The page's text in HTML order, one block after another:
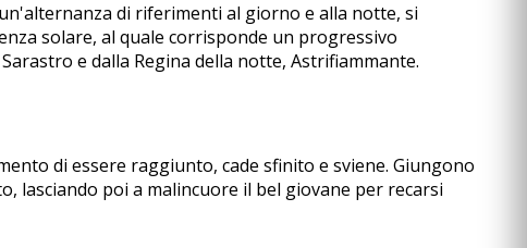
di riferimenti al giorno e alla notte, si
solare, al quale corrisponde un progressivo
e dalla Regina della notte, Astrifiammante.
di essere raggiunto, cade sfinito e sviene. Giungono
lasciando poi a malincuore il bel giovane per recarsi